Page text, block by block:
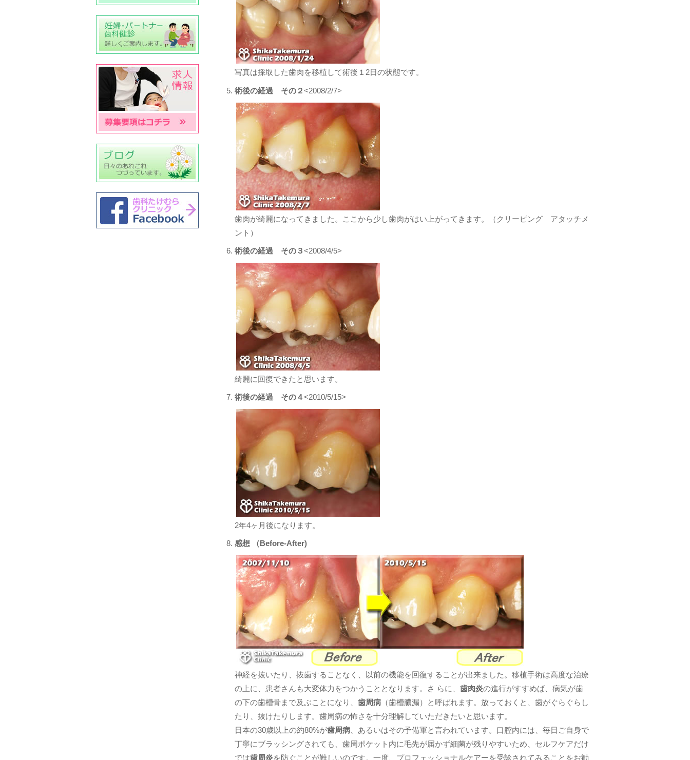
写真は採取した歯肉を移植して術後１2日の状態です。
術後の経過 その２<2008/2/7>
歯肉が綺麗になってきました。ここから少し歯肉がはい上がってきます。（クリーピング アタッチメ
ント）
術後の経過 その３<2008/4/5>
綺麗に回復できたと思います。
術後の経過 その４<2010/5/15>
2年4ヶ月後になります。
感想 （Before-After)
神経を抜いたり、抜歯することなく、以前の機能を回復することが出来ました。移植手術は高度な治療
の上に、患者さんも大変体力をつかうこととなります。さ らに、 歯肉炎の進行がすすめば、病気が歯
の下の歯槽骨まで及ぶことになり、 歯周病 （歯槽膿漏）と呼ばれます。放っておくと、歯がぐらぐらし
たり、抜けたりします。歯周病の怖さを十分理解していただきたいと思います。
日本の30歳以上の約80%が歯周病 、あるいはその予備軍と言われています。口腔内には、毎日ご自身で
丁寧にブラッシングされても、歯周ポケット内に毛先が届かず細菌が残りやすいため、セルフケアだけ
では歯周炎を防ぐことが難しいのです。一度、プロフェッショナルケアーを受診されてみることをお勧